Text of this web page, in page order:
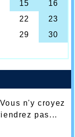
n'y croyez
pas...